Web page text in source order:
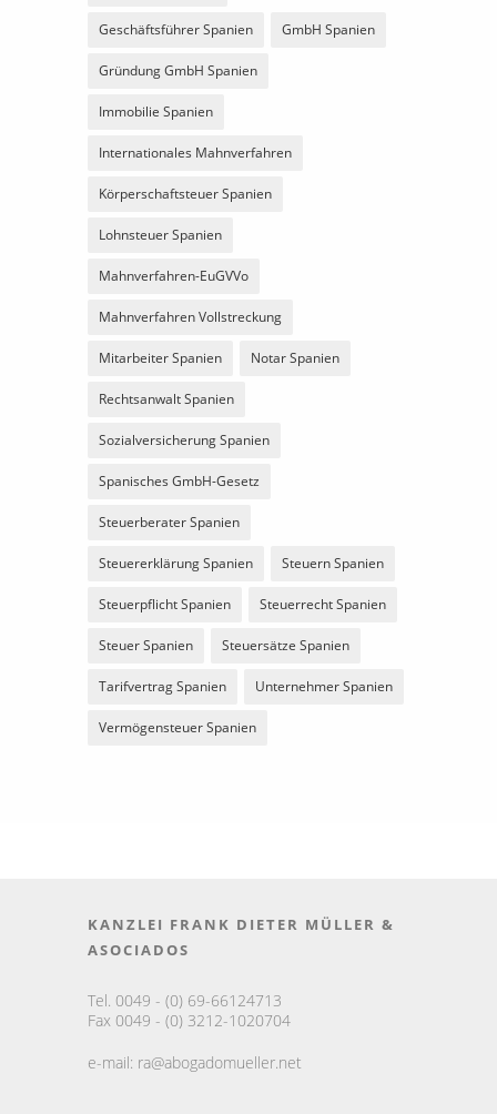
Geschäftsführer Spanien GmbH Spanien
Gründung GmbH Spanien
Immobilie Spanien
Internationales Mahnverfahren
Körperschaftsteuer Spanien
Lohnsteuer Spanien
Mahnverfahren-EuGVVo
Mahnverfahren Vollstreckung
Mitarbeiter Spanien Notar Spanien
Rechtsanwalt Spanien
Sozialversicherung Spanien
Spanisches GmbH-Gesetz
Steuerberater Spanien
Steuererklärung Spanien Steuern Spanien
Steuerpflicht Spanien Steuerrecht Spanien
Steuer Spanien Steuersätze Spanien
Tarifvertrag Spanien Unternehmer Spanien
Vermögensteuer Spanien
KANZLEI FRANK DIETER MÜLLER &
ASOCIADOS
Tel. 0049 - (0) 69-66124713
Fax 0049 - (0) 3212-1020704
e-mail: ra@abogadomueller.net